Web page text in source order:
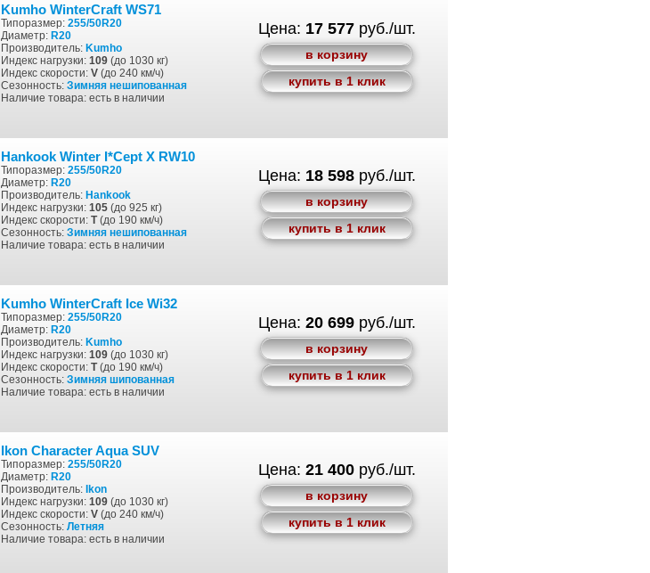
Kumho WinterCraft WS71
Типоразмер: 255/50R20
Диаметр: R20
Производитель: Kumho
Индекс нагрузки: 109 (до 1030 кг)
Индекс скорости: V (до 240 км/ч)
Сезонность: Зимняя нешипованная
Наличие товара: есть в наличии
Цена: 17 577руб./шт.
в корзину
купить в 1 клик
Hankook Winter I*Cept X RW10
Типоразмер: 255/50R20
Диаметр: R20
Производитель: Hankook
Индекс нагрузки: 105 (до 925 кг)
Индекс скорости: T(до 190 км/ч)
Сезонность: Зимняя нешипованная
Наличие товара: есть в наличии
Цена: 18 598руб./шт.
в корзину
купить в 1 клик
Kumho WinterCraft Ice Wi32
Типоразмер: 255/50R20
Диаметр: R20
Производитель: Kumho
Индекс нагрузки: 109 (до 1030 кг)
Индекс скорости: T(до 190 км/ч)
Сезонность: Зимняя шипованная
Наличие товара: есть в наличии
Цена: 20 699руб./шт.
в корзину
купить в 1 клик
Ikon Character Aqua SUV
Типоразмер: 255/50R20
Диаметр: R20
Производитель: Ikon
Индекс нагрузки: 109 (до 1030 кг)
Индекс скорости: V (до 240 км/ч)
Сезонность: Летняя
Наличие товара: есть в наличии
Цена: 21 400руб./шт.
в корзину
купить в 1 клик